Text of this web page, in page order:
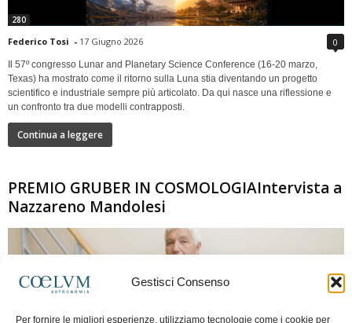
Gestisci Consenso
Per fornire le migliori esperienze, utilizziamo tecnologie come i cookie per
280
Federico Tosi - 17 Giugno 2026 0
Il 57º congresso Lunar and Planetary Science Conference (16-20 marzo,
Texas) ha mostrato come il ritorno sulla Luna stia diventando un progetto
scientifico e industriale sempre più articolato. Da qui nasce una riflessione e
un confronto tra due modelli contrapposti.
Continua a leggere
PREMIO GRUBER IN COSMOLOGIAIntervista a
Nazzareno Mandolesi